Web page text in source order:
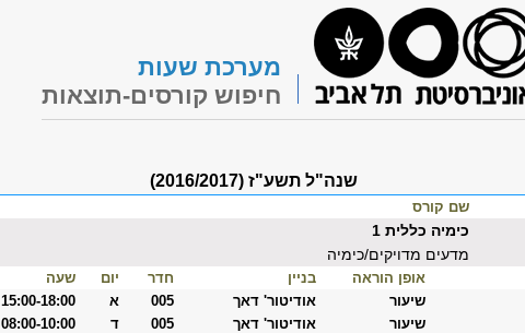
מערכת שעות
חיפוש קורסים-תוצאות
שנה"ל תשע"ז (2016/2017)
שם קורס
כימיה כללית 1
מדעים מדויקים/כימיה
אופן הוראה בניין חדר יום שעה
שיעור אודיטור' דאך 005 א 15:00-18:00
שיעור
אודיטור' דאך 005 ד 08:00-10:00